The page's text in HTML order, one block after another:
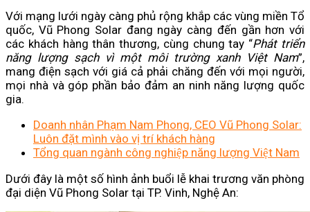
Với mạng lưới ngày càng phủ rộng khắp các vùng miền Tổ
quốc, Vũ Phong Solar đang ngày càng đến gần hơn với
các khách hàng thân thương, cùng chung tay “Phát triển
năng lượng sạch vì một môi trường xanh Việt Nam”,
mang điện sạch với giá cả phải chăng đến với mọi người,
mọi nhà và góp phần bảo đảm an ninh năng lượng quốc
gia.
Doanh nhân Phạm Nam Phong, CEO Vũ Phong Solar:
Luôn đặt mình vào vị trí khách hàng
Tổng quan ngành công nghiệp năng lượng Việt Nam
Dưới đây là một số hình ảnh buổi lễ khai trương văn phòng
đại diện Vũ Phong Solar tại TP. Vinh, Nghệ An: